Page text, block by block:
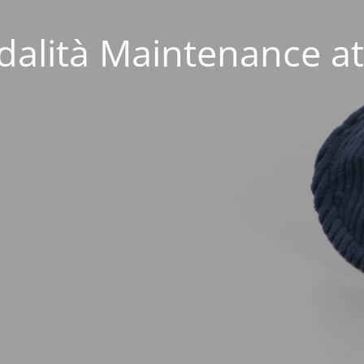
Maintenance